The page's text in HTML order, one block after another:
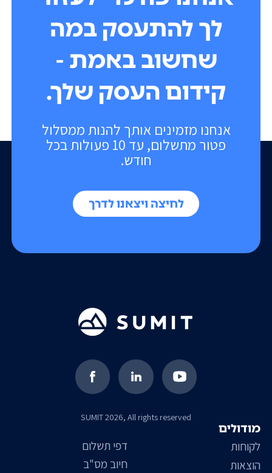
אנחנו מזמינים אותך להנות ממסלול
פטור מתשלום, עד 10 פעולות בכל
חודש.
לחיצה ויצאנו לדרך
לך להתעסק במה
שחשוב באמת -
קידום העסק שלך.
SUMIT 2026, All rights reserved
דפי תשלום
חיוב מס"ב
מודולים
לקוחות
הוצאות